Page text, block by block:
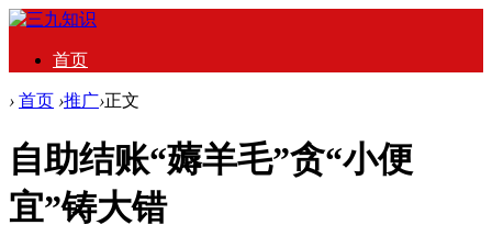
首页
› 首页 ›推广›正文
自助结账“薅羊毛”贪“小便
宜”铸大错